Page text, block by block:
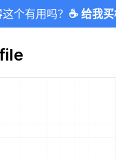
个有用吗？ ☕ 给我